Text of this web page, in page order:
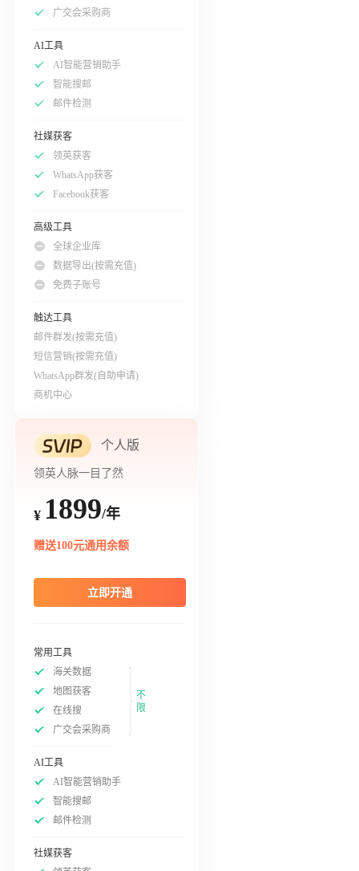
广交会采购商
AI工具
AI智能营销助手
智能搜邮
邮件检测
社媒获客
领英获客
WhatsApp获客
Facebook获客
高级工具
全球企业库
数据导出(按需充值)
免费子账号
触达工具
邮件群发(按需充值)
短信营销(按需充值)
WhatsApp群发(自助申请)
商机中心
个人版
领英人脉一目了然
¥ 1899/年
赠送100元通用余额
立即开通
常用工具
海关数据
地图获客
在线搜
广交会采购商
不
限
AI工具
AI智能营销助手
智能搜邮
邮件检测
社媒获客